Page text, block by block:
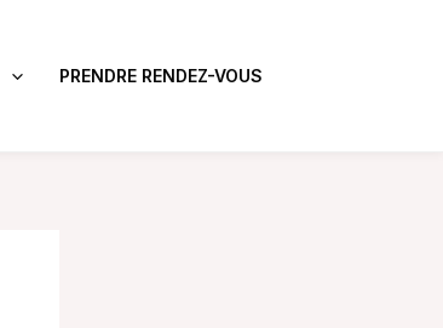
PRENDRE RENDEZ-VOUS